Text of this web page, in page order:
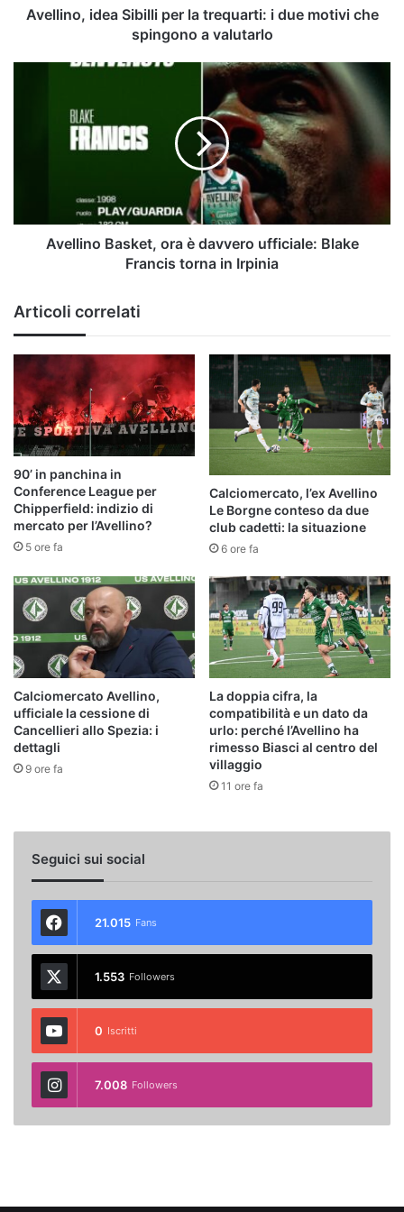
cheAvellino, idea Sibilli per la trequarti: i due motivi che
spingono a valutarlo
torna
Avellino Basket, ora è davvero ufficiale: Blake
Francis torna in Irpinia
Articoli correlati
90’ in panchina in
Conference League per
Chipperfield: indizio di
mercato per l’Avellino?
5 ore fa
Calciomercato, l’ex Avellino
Le Borgne conteso da due
club cadetti: la situazione
6 ore fa
Calciomercato Avellino,
ufficiale la cessione di
Cancellieri allo Spezia: i
dettagli
9 ore fa
La doppia cifra, la
compatibilità e un dato da
urlo: perché l’Avellino ha
rimesso Biasci al centro del
villaggio
11 ore fa
Seguici sui social
21.015 Fans
1.553 Followers
0 Iscritti
7.008 Followers